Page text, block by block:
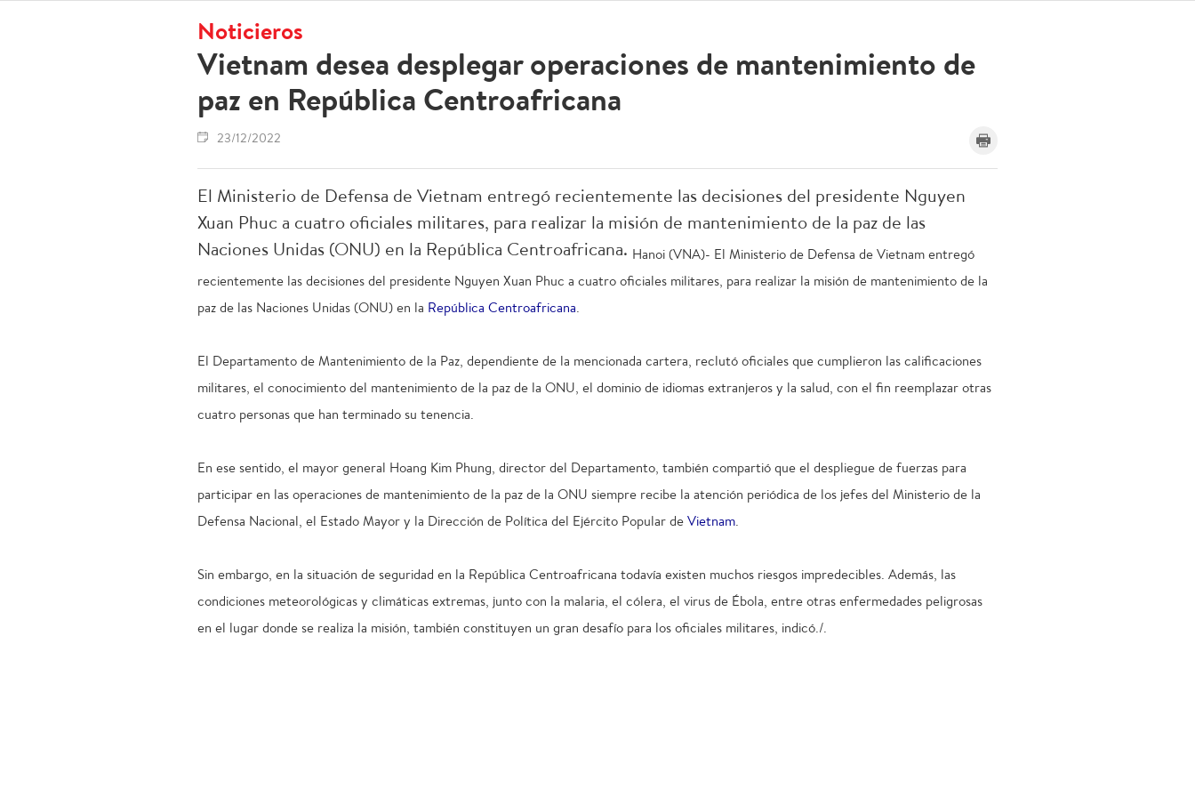
Noticieros
Vietnam desea desplegar operaciones de mantenimiento de
paz en República Centroafricana
23/12/2022
El Ministerio de Defensa de Vietnam entregó recientemente las decisiones del presidente Nguyen
Xuan Phuc a cuatro oficiales militares, para realizar la misión de mantenimiento de la paz de las
Naciones Unidas (ONU) en la República Centroafricana. Hanoi (VNA)- El Ministerio de Defensa de Vietnam entregó
recientemente las decisiones del presidente Nguyen Xuan Phuc a cuatro oficiales militares, para realizar la misión de mantenimiento de la
paz de las Naciones Unidas (ONU) en la República Centroafricana.
El Departamento de Mantenimiento de la Paz, dependiente de la mencionada cartera, reclutó oficiales que cumplieron las calificaciones
militares, el conocimiento del mantenimiento de la paz de la ONU, el dominio de idiomas extranjeros y la salud, con el fin reemplazar otras
cuatro personas que han terminado su tenencia.
En ese sentido, el mayor general Hoang Kim Phung, director del Departamento, también compartió que el despliegue de fuerzas para
participar en las operaciones de mantenimiento de la paz de la ONU siempre recibe la atención periódica de los jefes del Ministerio de la
Defensa Nacional, el Estado Mayor y la Dirección de Política del Ejército Popular deVietnam.
Sin embargo, en la situación de seguridad en la República Centroafricana todavía existen muchos riesgos impredecibles. Además, las
condiciones meteorológicas y climáticas extremas, junto con la malaria, el cólera, el virus de Ébola, entre otras enfermedades peligrosas
en el lugar donde se realiza la misión, también constituyen un gran desafío para los oficiales militares, indicó./.